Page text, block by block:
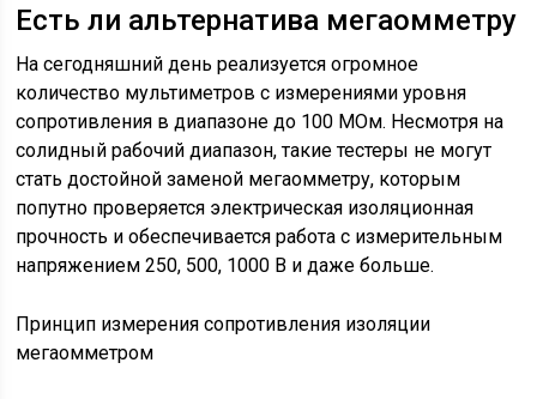
Есть ли альтернатива мегаомметру
На сегодняшний день реализуется огромное
количество мультиметров с измерениями уровня
сопротивления в диапазоне до 100 МОм. Несмотря на
солидный рабочий диапазон, такие тестеры не могут
стать достойной заменой мегаомметру, которым
попутно проверяется электрическая изоляционная
прочность и обеспечивается работа с измерительным
напряжением 250, 500, 1000 В и даже больше.
Принцип измерения сопротивления изоляции
мегаомметром